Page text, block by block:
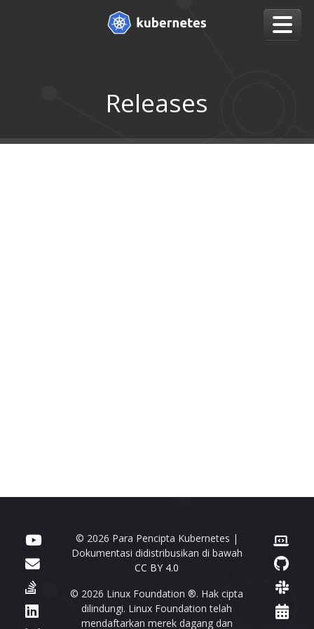
Releases
© 2026 Para Pencipta Kubernetes |
Dokumentasi didistribusikan di bawah
CC BY 4.0
© 2026 Linux Foundation ®. Hak cipta
dilindungi. Linux Foundation telah
mendaftarkan merek dagang dan